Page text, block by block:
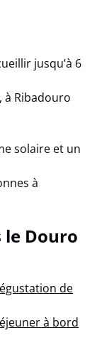
jusqu’à 6
à Ribadouro
solaire et un
à
le Douro
de
à bord